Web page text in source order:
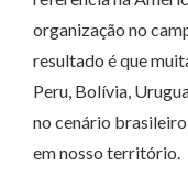
organização no
resultado é que
Peru, Bolívia,
no cenário
em nosso território.